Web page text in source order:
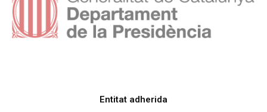
Entitat adherida